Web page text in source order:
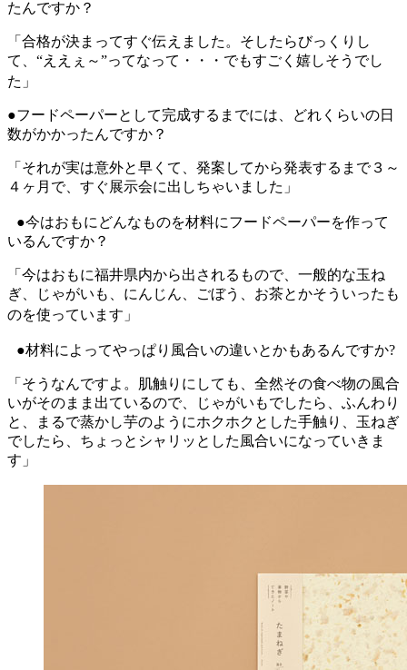
たんですか？
「合格が決まってすぐ伝えました。そしたらびっくりし
て、“ええぇ～”ってなって・・・でもすごく嬉しそうでし
た」
●フードペーパーとして完成するまでには、どれくらいの日
数がかかったんですか？
「それが実は意外と早くて、発案してから発表するまで３～
４ヶ月で、すぐ展示会に出しちゃいました」
●今はおもにどんなものを材料にフードペーパーを作って
いるんですか？
「今はおもに福井県内から出されるもので、一般的な玉ね
ぎ、じゃがいも、にんじん、ごぼう、お茶とかそういったも
のを使っています」
●材料によってやっぱり風合いの違いとかもあるんですか?
「そうなんですよ。肌触りにしても、全然その食べ物の風合
いがそのまま出ているので、じゃがいもでしたら、ふんわり
と、まるで蒸かし芋のようにホクホクとした手触り、玉ねぎ
でしたら、ちょっとシャリッとした風合いになっていきま
す」